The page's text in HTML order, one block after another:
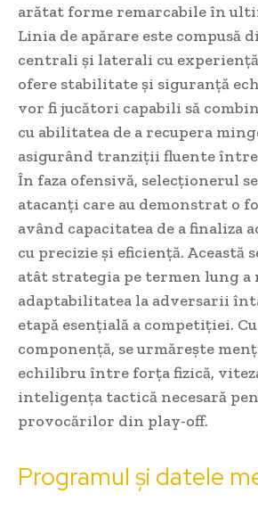
arătat forme remarcabile în
Linia de apărare este compusă
centrali și laterali cu
ofere stabilitate și siguranță
vor fi jucători capabili să
cu abilitatea de a recupera
asigurând tranziții fluente între
În faza ofensivă, selecționerul se
atacanți care au demonstrat o
având capacitatea de a finaliza
cu precizie și eficiență. Această
atât strategia pe termen lung a
adaptabilitatea la adversarii
etapă esențială a competiției.
componență, se urmărește
echilibru între forța fizică,
inteligența tactică necesară
provocărilor din play-off.
Programul și datele